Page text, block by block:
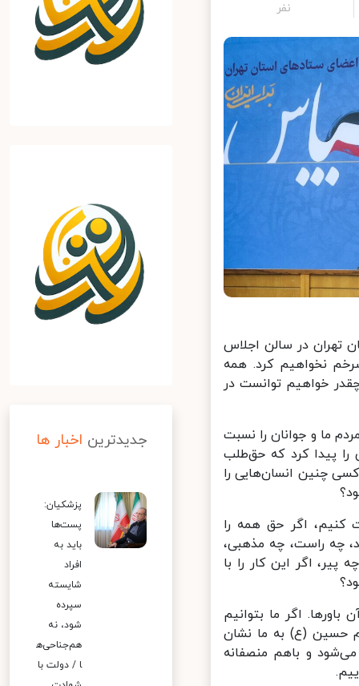
نفر
استان تهران در سالن اجلاس
نخواهیم کرد. همه
خواهیم توانست در
ما و جوانان را نسبت
پیدا کرد که حق‌طلب
چنین انسان‌هایی را
اگر حق همه را
چه راست، چه مذهبی،
اگر این کار را با
اگر ما بتوانیم
حسین (ع) به ما نشان
و باهم منصفانه
جدیدترین اخبار ها
پزشکیان:
پست‌ها
باید به
افراد
شایسته
سپرده
شود، نه
هم‌جناحی‌ه
ا / دولت با